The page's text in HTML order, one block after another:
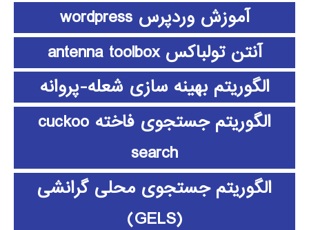
آموزش وردپرس wordpress
آنتن تولباکس antenna toolbox
الگوریتم بهینه سازی شعله-پروانه
الگوریتم جستجوی فاخته cuckoo
search
الگوریتم جستجوی محلی گرانشی
(GELS)